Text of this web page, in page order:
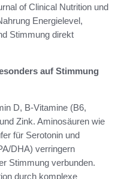
of Clinical Nutrition und
Energielevel,
Stimmung direkt
auf Stimmung
D, B‑Vitamine (B6,
Zink. Aminosäuren wie
für Serotonin und
DHA) verringern
Stimmung verbunden.
durch komplexe